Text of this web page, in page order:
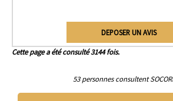
DEPOSER UN AVIS
Cette page a été consulté 3144 fois.
53 personnes consultent